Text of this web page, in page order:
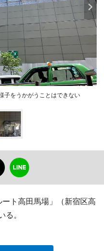
子をうかがうことはできない
ト高田馬場」（新宿区高
。